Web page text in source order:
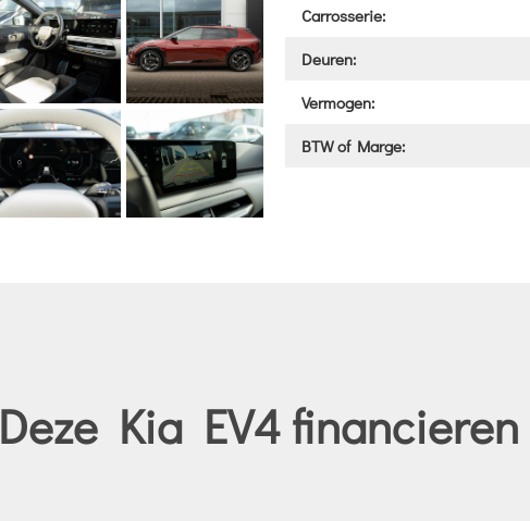
Carrosserie:
Deuren:
Vermogen:
BTW of Marge:
Deze Kia EV4 financieren